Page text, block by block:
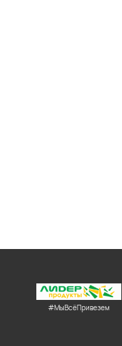
#МыВсёПривезем